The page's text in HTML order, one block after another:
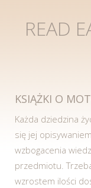
READ
KSIĄŻKI O
Każda dziedzina
się jej
wzbogacenia
przedmiotu.
wzrostem ilości